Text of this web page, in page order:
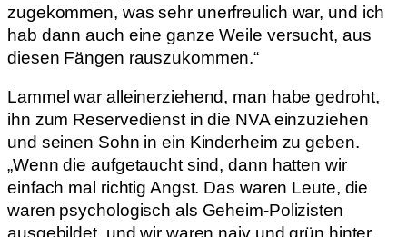
zugekommen, was sehr unerfreulich war, und ich
hab dann auch eine ganze Weile versucht, aus
diesen Fängen rauszukommen.“
Lammel war alleinerziehend, man habe gedroht,
ihn zum Reservedienst in die NVA einzuziehen
und seinen Sohn in ein Kinderheim zu geben.
„Wenn die aufgetaucht sind, dann hatten wir
einfach mal richtig Angst. Das waren Leute, die
waren psychologisch als Geheim-Polizisten